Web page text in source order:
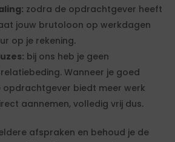
zodra de opdrachtgever heeft
jouw brutoloon op werkdagen
op je rekening.
bij ons heb je geen
Wanneer je goed
opdrachtgever biedt meer werk
aannemen, volledig vrij dus.
afspraken en behoud je de